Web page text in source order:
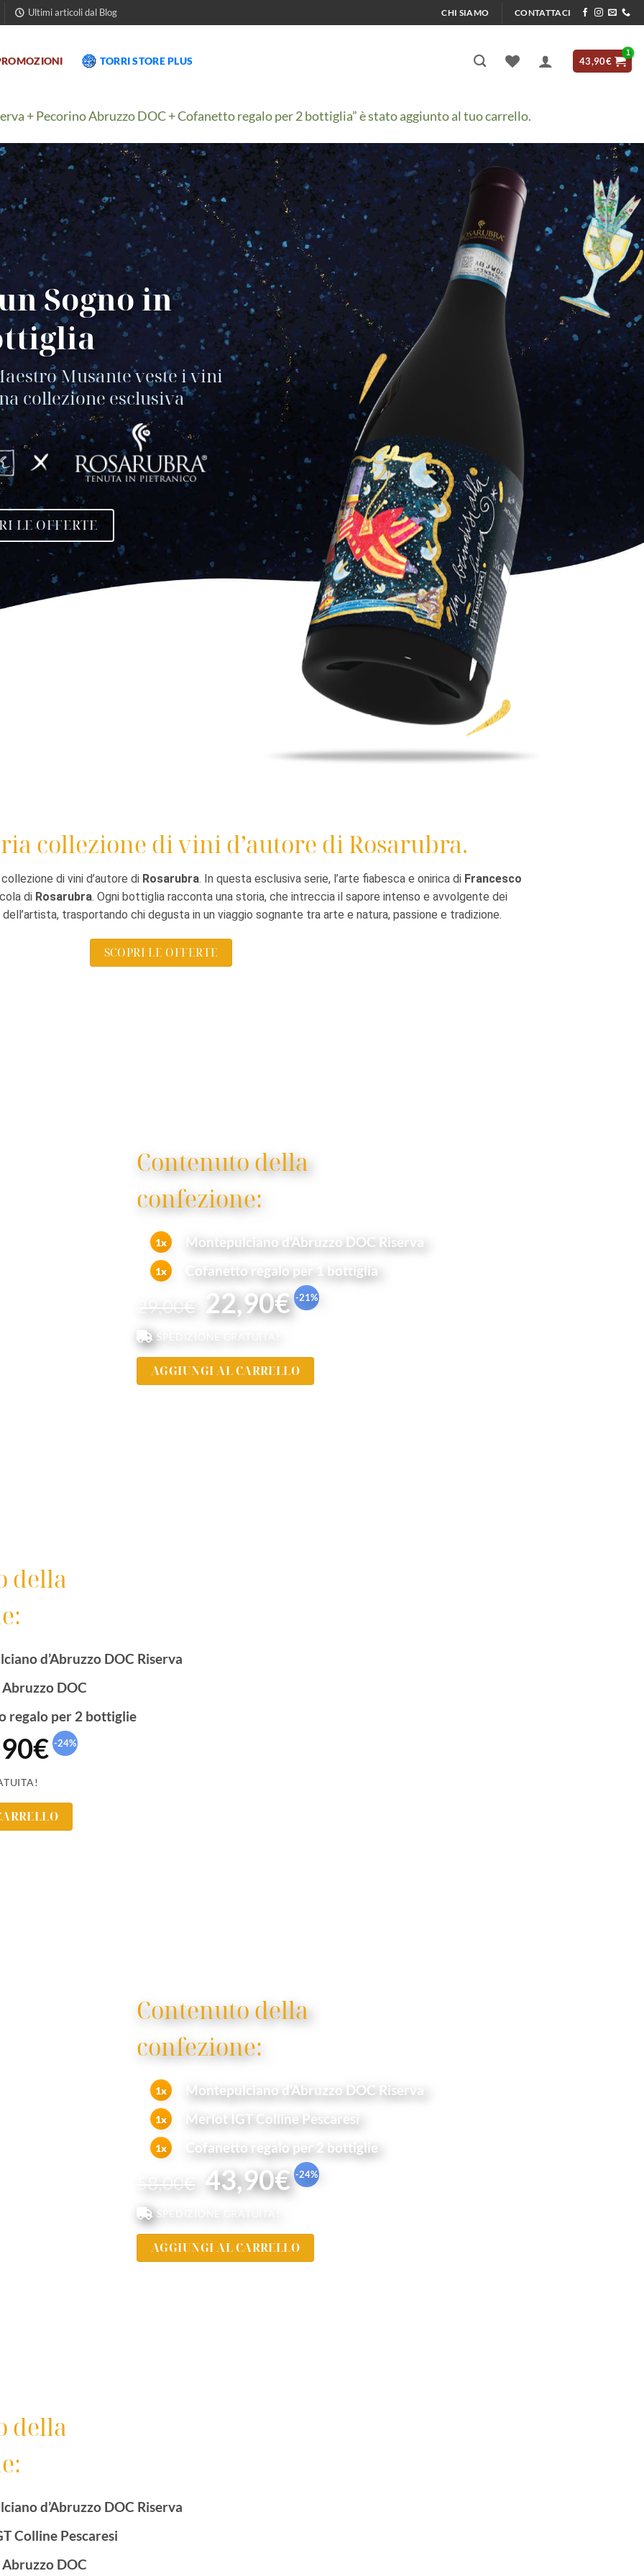
Ultimi articoli dal Blog CHI SIAMO CONTATTACI
TORRI STORE PLUS 43,90€
+ Pecorino Abruzzo DOC + Cofanetto regalo per 2 bottiglia” è stato aggiunto al tuo carrello.
Sogno in
Musante veste i vini
collezione esclusiva
LE OFFERTE
collezione di vini d’autore di Rosarubra.
di vini d’autore di Rosarubra. In questa esclusiva serie, l’arte fiabesca e onirica di Francesco
di Rosarubra. Ogni bottiglia racconta una storia, che intreccia il sapore intenso e avvolgente dei
trasportando chi degusta in un viaggio sognante tra arte e natura, passione e tradizione.
SCOPRI LE OFFERTE
Contenuto della
confezione:
1x Montepulciano d’Abruzzo DOC Riserva
1x Cofanetto regalo per 1 bottiglia
29,00€ 22,90€ -21%
SPEDIZIONE GRATUITA!
AGGIUNGI AL CARRELLO
della
d’Abruzzo DOC Riserva
DOC
regalo per 2 bottiglie
€ -24%
Contenuto della
confezione:
1x Montepulciano d’Abruzzo DOC Riserva
1x Merlot IGT Colline Pescaresi
1x Cofanetto regalo per 2 bottiglie
58,00€ 43,90€ -24%
SPEDIZIONE GRATUITA!
AGGIUNGI AL CARRELLO
della
d’Abruzzo DOC Riserva
Colline Pescaresi
DOC